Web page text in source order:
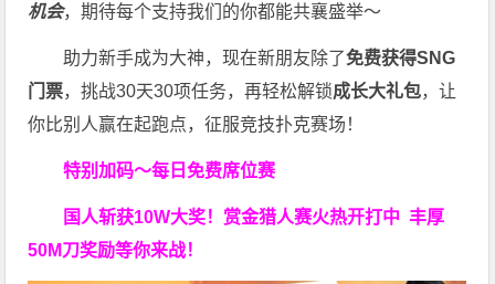
机会，期待每个支持我们的你都能共襄盛举～
助力新手成为大神，现在新朋友除了免费获得SNG
门票，挑战30天30项任务，再轻松解锁成长大礼包，让
你比别人赢在起跑点，征服竞技扑克赛场！
特别加码～每日免费席位赛
国人斩获10W大奖！ 赏金猎人赛火热开打中 丰厚
50M刀奖励等你来战！